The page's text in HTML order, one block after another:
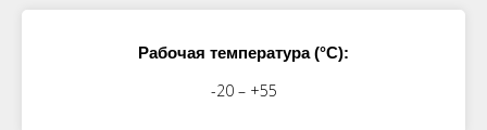
Рабочая температура (°C):
-20 – +55